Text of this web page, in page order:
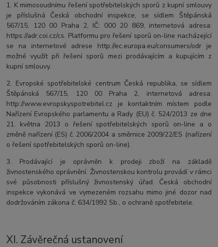
1. K mimosoudnímu řešení spotřebitelských sporů z kupní smlouvy
je příslušná Česká obchodní inspekce, se sídlem Štěpánská
567/15, 120 00 Praha 2, IČ: 000 20 869, internetová adresa:
https://adr.coi.cz/cs. Platformu pro řešení sporů on-line nacházející
se na internetové adrese http://ec.europa.eu/consumers/odr je
možné využít při řešení sporů mezi prodávajícím a kupujícím z
kupní smlouvy.
2. Evropské spotřebitelské centrum Česká republika, se sídlem
Štěpánská 567/15, 120 00 Praha 2, internetová adresa:
http://www.evropskyspotrebitel.cz je kontaktním místem podle
Nařízení Evropského parlamentu a Rady (EU) č. 524/2013 ze dne
21. května 2013 o řešení spotřebitelských sporů on-line a o
změně nařízení (ES) č. 2006/2004 a směrnice 2009/22/ES (nařízení
o řešení spotřebitelských sporů on-line).
3. Prodávající je oprávněn k prodeji zboží na základě
živnostenského oprávnění. Živnostenskou kontrolu provádí v rámci
své působnosti příslušný živnostenský úřad. Česká obchodní
inspekce vykonává ve vymezeném rozsahu mimo jiné dozor nad
dodržováním zákona č. 634/1992 Sb., o ochraně spotřebitele.
XI. Závěrečná ustanovení